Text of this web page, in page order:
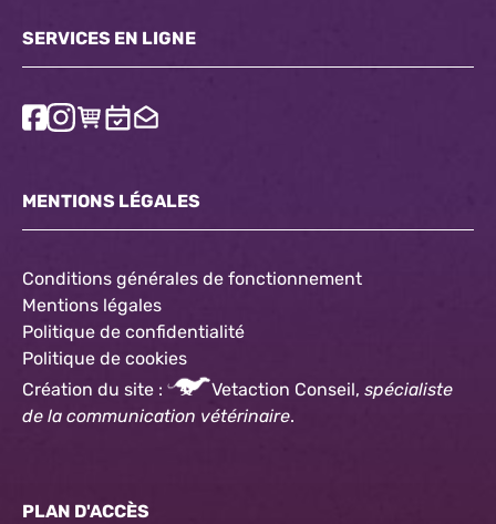
SERVICES EN LIGNE
MENTIONS LÉGALES
Conditions générales de fonctionnement
Mentions légales
Politique de confidentialité
Politique de cookies
Création du site :
Vetaction Conseil, spécialiste
de la communication vétérinaire.
PLAN D'ACCÈS